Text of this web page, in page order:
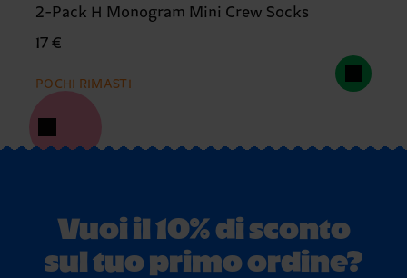
2-Pack H Monogram Mini Crew Socks
17 €
POCHI RIMASTI
Vuoi il 10% di sconto
sul tuo primo ordine?